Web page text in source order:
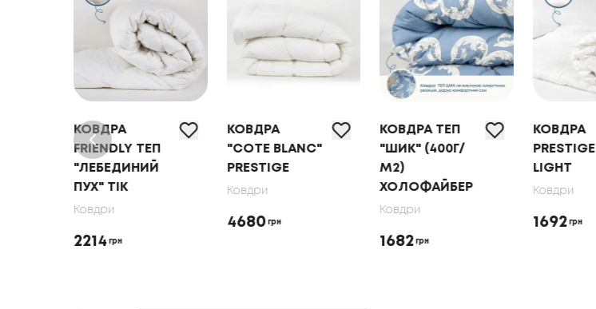
КОВДРА
FRIENDLY ТЕП
"ЛЕБЕДИНИЙ
ПУХ" ТІК
Ковдри
2214 грн
КОВДРА
"COTE BLANC"
PRESTIGE
Ковдри
4680 грн
КОВДРА ТЕП
"ШИК" (400Г/
М2)
ХОЛОФАЙБЕР
Ковдри
1682 грн
КОВДРА
PRESTIGE
LIGHT
Ковдри
1692 грн